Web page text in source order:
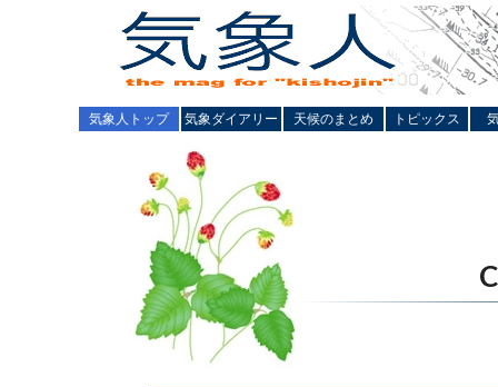
気象人トップ 気象ダイアリー 天候のまとめ トピックス